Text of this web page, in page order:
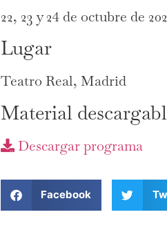
22, 23 y 24 de octubre de
Lugar
Teatro Real, Madrid
Material
Descargar programa
Facebook